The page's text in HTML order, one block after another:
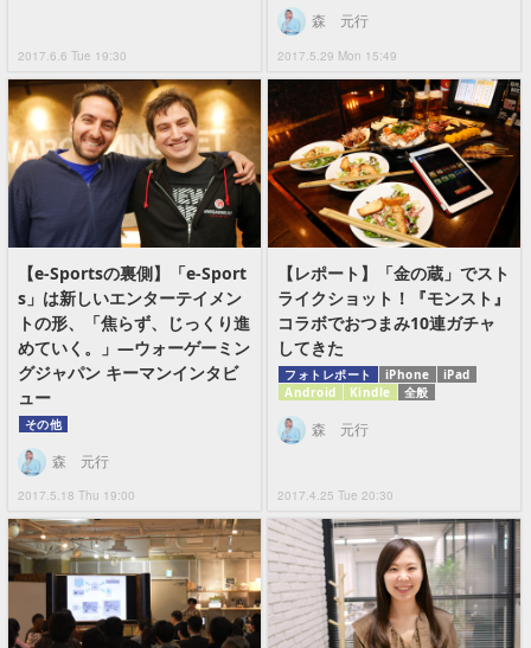
2017.6.6 Tue 19:30 2017.5.29 Mon 15:49
森 元行
【e-Sportsの裏側】「e-Sport
s」は新しいエンターテイメン
トの形、「焦らず、じっくり進
めていく。」―ウォーゲーミン
グジャパン キーマンインタビ
ュー
その他
2017.5.18 Thu 19:00
森 元行
【レポート】「金の蔵」でスト
ライクショット！『モンスト』
コラボでおつまみ10連ガチャ
してきた
フォトレポート iPhone
iPad
Android
Kindle 全般
2017.4.25 Tue 20:30
森 元行